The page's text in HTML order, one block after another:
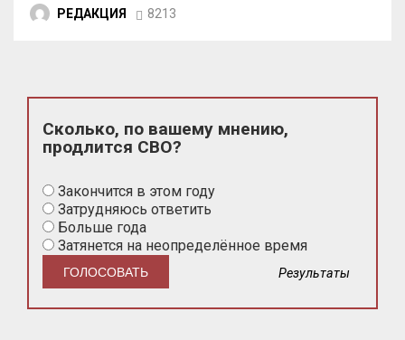
РЕДАКЦИЯ 8213
Сколько, по вашему мнению,
продлится СВО?
Закончится в этом году
Затрудняюсь ответить
Больше года
Затянется на неопределённое время
Результаты